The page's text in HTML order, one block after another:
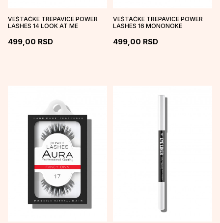
VEŠTAČKE TREPAVICE POWER
LASHES 14 LOOK AT ME
499,00 RSD
VEŠTAČKE TREPAVICE POWER
LASHES 16 MONONOKE
499,00 RSD